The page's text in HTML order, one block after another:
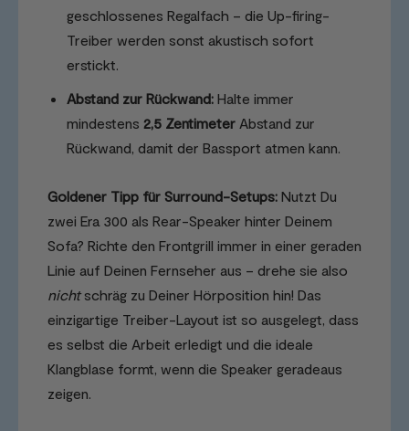
geschlossenes Regalfach – die Up-firing-
Treiber werden sonst akustisch sofort
erstickt.
Abstand zur Rückwand: Halte immer
mindestens 2,5 Zentimeter Abstand zur
Rückwand, damit der Bassport atmen kann.
Goldener Tipp für Surround-Setups: Nutzt Du
zwei Era 300 als Rear-Speaker hinter Deinem
Sofa? Richte den Frontgrill immer in einer geraden
Linie auf Deinen Fernseher aus – drehe sie also
nichtschräg zu Deiner Hörposition hin! Das
einzigartige Treiber-Layout ist so ausgelegt, dass
es selbst die Arbeit erledigt und die ideale
Klangblase formt, wenn die Speaker geradeaus
zeigen.